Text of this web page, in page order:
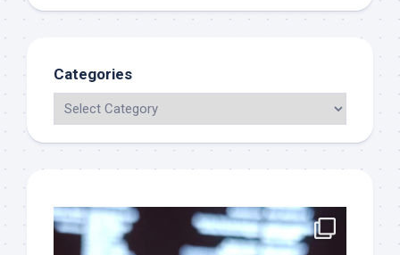
Categories